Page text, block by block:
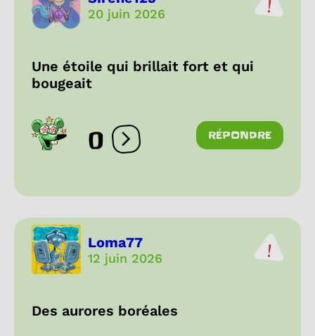
20 juin 2026
Une étoile qui brillait fort et qui
bougeait
0 Ouvrir les réactions
RÉPONDRE
Loma77
12 juin 2026
Des aurores boréales